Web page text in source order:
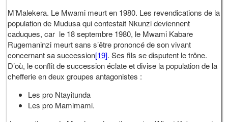
M’Malekera. Le Mwami meurt en 1980. Les revendications de la
population de Mudusa qui contestait Nkunzi deviennent
caduques, car le 18 septembre 1980, le Mwami Kabare
Rugemaninzi meurt sans s’être prononcé de son vivant
concernant sa succession[19]. Ses fils se disputent le trône.
D’où, le conflit de succession éclate et divise la population de la
chefferie en deux groupes antagonistes :
Les pro Ntayitunda
Les pro Mamimami.